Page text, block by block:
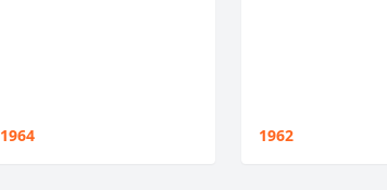
1964 1962